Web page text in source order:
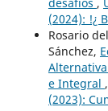
(2024): !¿
Rosario
Sánchez,
e Integral ,
(2023):